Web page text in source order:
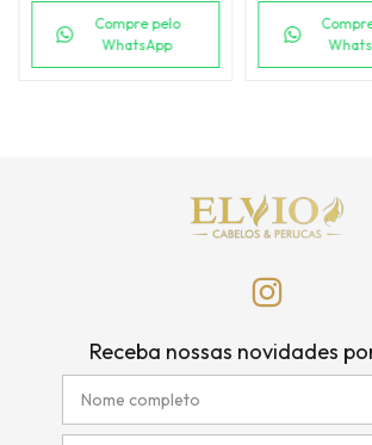
Compre pelo
WhatsApp
Receba nossas novidades